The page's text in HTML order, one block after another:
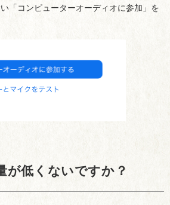
「コンピューターオーディオに参加」を
が低くないですか？